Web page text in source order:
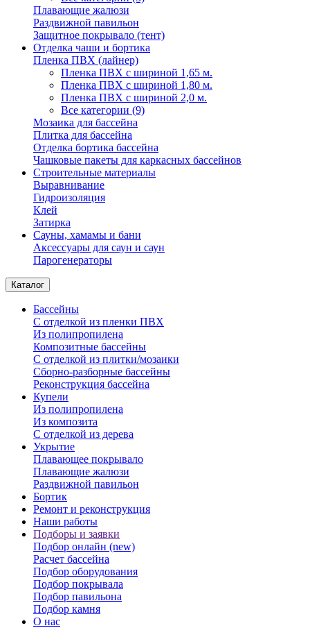
Плавающие жалюзи
Раздвижной павильон
Защитное покрывало (тент)
Отделка чаши и бортика
Пленка ПВХ (лайнер)
Пленка ПВХ с шириной 1,65 м.
Пленка ПВХ с шириной 1,80 м.
Пленка ПВХ с шириной 2,0 м.
Все категории (9)
Мозаика для бассейна
Плитка для бассейна
Отделка бортика бассейна
Чашковые пакеты для каркасных бассейнов
Строительные материалы
Выравнивание
Гидроизоляция
Клей
Затирка
Сауны, хамамы и бани
Аксессуары для саун и саун
Парогенераторы
Каталог
Бассейны
С отделкой из пленки ПВХ
Из полипропилена
Композитные бассейны
С отделкой из плитки/мозаики
Сборно-разборные бассейны
Реконструкция бассейна
Купели
Из полипропилена
Из композита
С отделкой из дерева
Укрытие
Плавающее покрывало
Плавающие жалюзи
Раздвижной павильон
Бортик
Ремонт и реконструкция
Наши работы
Подборы и заявки
Подбор онлайн (new)
Расчет бассейна
Подбор оборудования
Подбор покрывала
Подбор павильона
Подбор камня
О нас